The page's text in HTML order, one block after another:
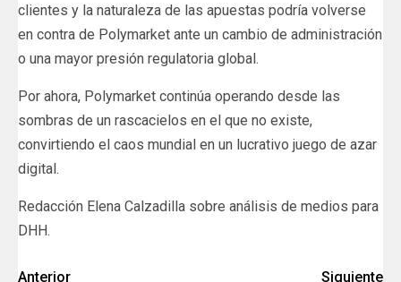
clientes y la naturaleza de las apuestas podría volverse
en contra de Polymarket ante un cambio de administración
o una mayor presión regulatoria global.
Por ahora, Polymarket continúa operando desde las
sombras de un rascacielos en el que no existe,
convirtiendo el caos mundial en un lucrativo juego de azar
digital.
Redacción Elena Calzadilla sobre análisis de medios para
DHH.
Anterior Siguiente